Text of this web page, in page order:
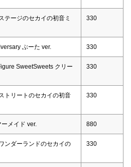
ージのセカイの初音ミ
330
ぶーた ver. 330
SweetSweets クリー
330
リートのセカイの初音
330
メイド ver. 880
ダーランドのセカイの
330